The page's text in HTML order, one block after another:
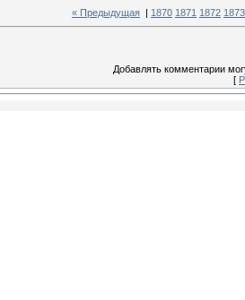
« Предыдущая 1870 1871 1872 1873
Добавлять комментарии
[